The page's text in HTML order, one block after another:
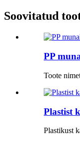
Soovitatud
PP
Toote
Plastist
Plastikust